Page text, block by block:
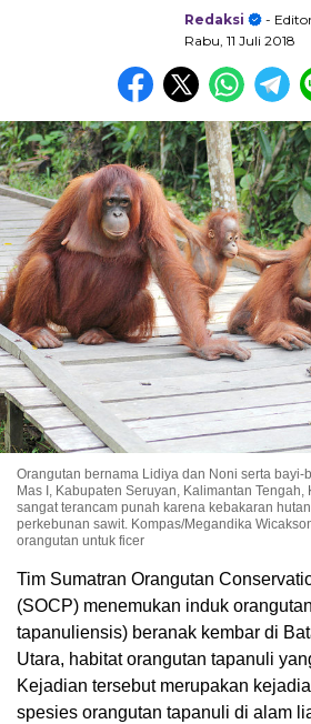
Redaksi
-
Rabu, 11 Juli 2018
Orangutan bernama Lidiya dan Noni serta bayi-
Mas I, Kabupaten Seruyan, Kalimantan Tengah,
sangat terancam punah karena kebakaran
perkebunan sawit. Kompas/Megandika
orangutan untuk ficer
Tim Sumatran Orangutan
(SOCP) menemukan induk
tapanuliensis) beranak kembar di
Utara, habitat orangutan tapanuli
Kejadian tersebut merupakan
spesies orangutan tapanuli di alam